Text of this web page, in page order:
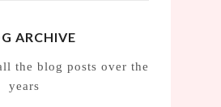
ARCHIVE
the blog posts over the
years